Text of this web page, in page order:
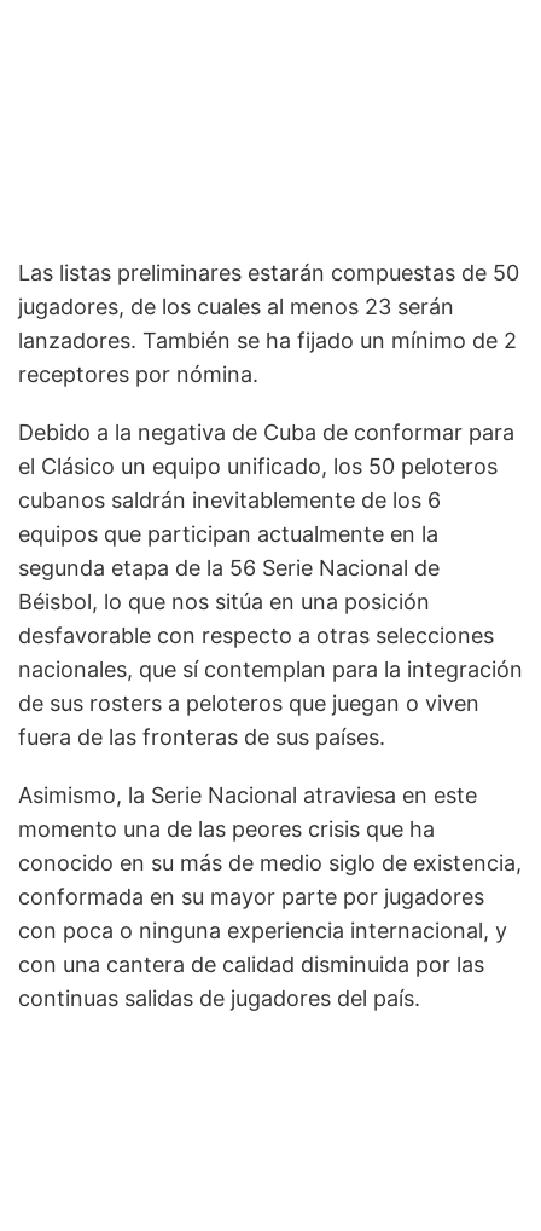
Las listas preliminares estarán compuestas de 50
jugadores, de los cuales al menos 23 serán
lanzadores. También se ha fijado un mínimo de 2
receptores por nómina.
Debido a la negativa de Cuba de conformar para
el Clásico un equipo unificado, los 50 peloteros
cubanos saldrán inevitablemente de los 6
equipos que participan actualmente en la
segunda etapa de la 56 Serie Nacional de
Béisbol, lo que nos sitúa en una posición
desfavorable con respecto a otras selecciones
nacionales, que sí contemplan para la integración
de sus rosters a peloteros que juegan o viven
fuera de las fronteras de sus países.
Asimismo, la Serie Nacional atraviesa en este
momento una de las peores crisis que ha
conocido en su más de medio siglo de existencia,
conformada en su mayor parte por jugadores
con poca o ninguna experiencia internacional, y
con una cantera de calidad disminuida por las
continuas salidas de jugadores del país.